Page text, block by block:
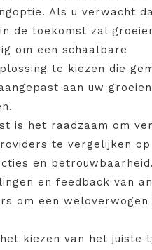
Als u verwacht
de toekomst zal
om een schaalbare
te kiezen die
aan uw
is het raadzaam om
te vergelijken op
en
en feedback van
om een
kiezen van het juiste